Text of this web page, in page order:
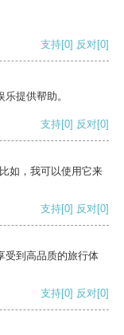
支持[0] 反对[0]
提供帮助。
支持[0] 反对[0]
如，我可以使用它来
支持[0] 反对[0]
受到高品质的旅行体
支持[0] 反对[0]